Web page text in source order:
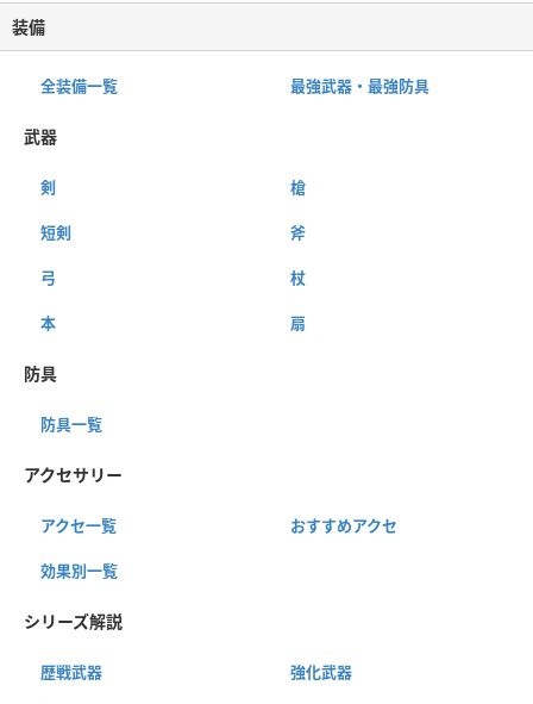
装備
全装備一覧 最強武器・最強防具
武器
剣 槍
短剣 斧
弓 杖
本 扇
防具
防具一覧
アクセサリー
アクセ一覧 おすすめアクセ
効果別一覧
シリーズ解説
歴戦武器 強化武器